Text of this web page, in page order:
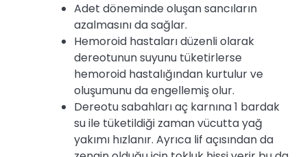
Adet döneminde oluşan sancıların
azalmasını da sağlar.
Hemoroid hastaları düzenli olarak
dereotunun suyunu tüketirlerse
hemoroid hastalığından kurtulur ve
oluşumunu da engellemiş olur.
Dereotu sabahları aç karnına 1 bardak
su ile tüketildiği zaman vücutta yağ
yakımı hızlanır. Ayrıca lif açısından da